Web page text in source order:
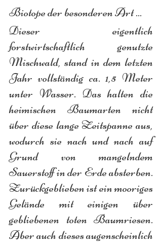
Biotope der besonderen Art ...
Dieser eigentlich
forstwirtschaftlich genutzte
Mischwald, stand in dem letzten
Jahr vollständig ca. 1,5 Meter
unter Wasser. Das halten die
heimischen Baumarten nicht
über diese lange Zeitspanne aus,
wodurch sie nach und nach auf
Grund von mangelndem
Sauerstoff in der Erde absterben.
Zurückgeblieben ist ein mooriges
Gelände mit einigen über
gebliebenen toten Baumriesen.
Aber auch dieses augenscheinlich